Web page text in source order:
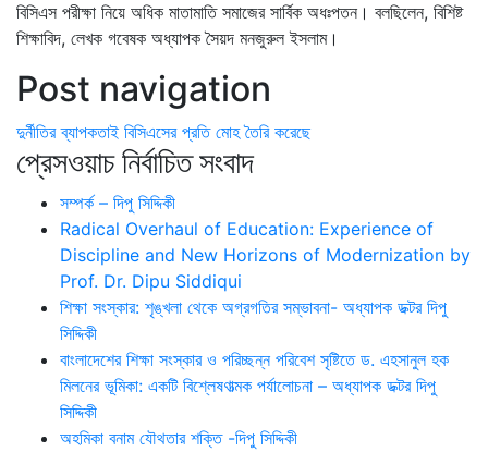
বিসিএস পরীক্ষা নিয়ে অধিক মাতামাতি সমাজের সার্বিক অধঃপতন। বলছিলেন, বিশিষ্ট
শিক্ষাবিদ, লেখক গবেষক অধ্যাপক সৈয়দ মনজুরুল ইসলাম।
Post navigation
দুর্নীতির ব্যাপকতাই বিসিএসের প্রতি মোহ তৈরি করেছে
প্রেসওয়াচ নির্বাচিত সংবাদ
সম্পর্ক – দিপু সিদ্দিকী
Radical Overhaul of Education: Experience of
Discipline and New Horizons of Modernization by
Prof. Dr. Dipu Siddiqui
শিক্ষা সংস্কার: শৃঙ্খলা থেকে অগ্রগতির সম্ভাবনা- অধ্যাপক ডক্টর দিপু
সিদ্দিকী
বাংলাদেশের শিক্ষা সংস্কার ও পরিচ্ছন্ন পরিবেশ সৃষ্টিতে ড. এহসানুল হক
মিলনের ভূমিকা: একটি বিশ্লেষণাত্মক পর্যালোচনা – অধ্যাপক ডক্টর দিপু
সিদ্দিকী
অহমিকা বনাম যৌথতার শক্তি -দিপু সিদ্দিকী